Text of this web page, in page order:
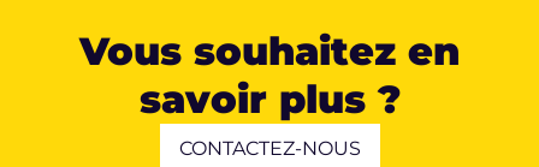
Vous souhaitez en
savoir plus ?
CONTACTEZ-NOUS